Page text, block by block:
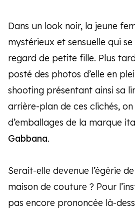
Dans un look noir, la jeune
mystérieux et sensuelle qui
regard de petite fille. Plus
posté des photos d’elle en
shooting présentant ainsi sa
arrière-plan de ces clichés,
d’emballages de la marque
Gabbana.
Serait-elle devenue l’égérie
maison de couture ? Pour
pas encore prononcée là-